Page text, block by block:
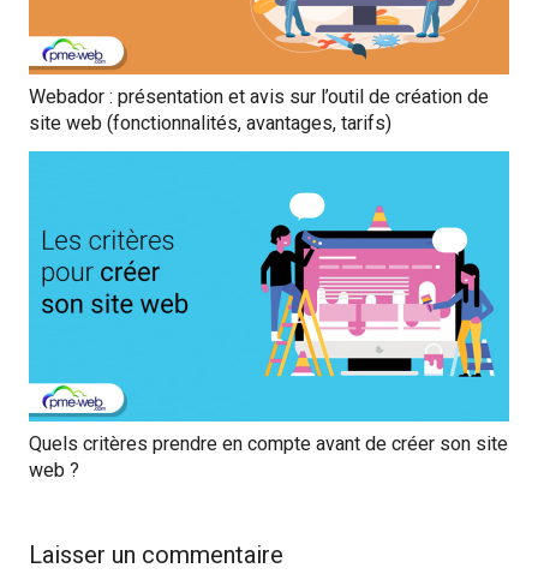
Webador : présentation et avis sur l’outil de création de
site web (fonctionnalités, avantages, tarifs)
Quels critères prendre en compte avant de créer son site
web ?
Laisser un commentaire